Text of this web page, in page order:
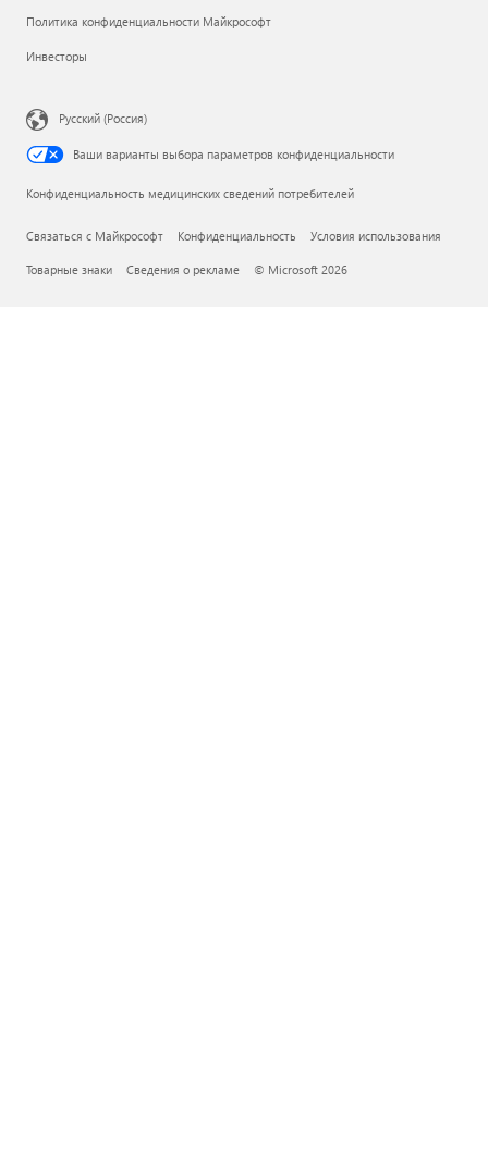
Политика конфиденциальности Майкрософт
Инвесторы
Русский (Россия)
Ваши варианты выбора параметров конфиденциальности
Конфиденциальность медицинских сведений потребителей
Связаться с Майкрософт Конфиденциальность Условия использования
Товарные знаки Сведения о рекламе © Microsoft 2026